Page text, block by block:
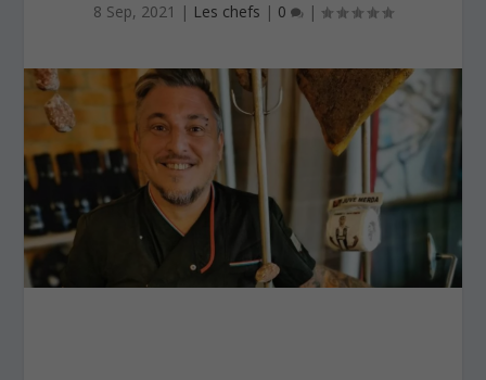
8 Sep, 2021 | Les chefs | 0 |